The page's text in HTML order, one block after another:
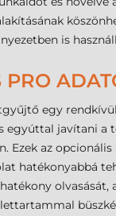
is
PRO
egy
egyúttal javítani a
Ezek az
hatékonyabbá